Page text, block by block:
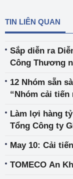
TIN LIÊN QUAN
Sắp diễn ra
Công Thương
12 Nhóm sẵn
“Nhóm cải
Làm lợi hàng
Tổng Công ty
May 10: Cải
TOMECO An